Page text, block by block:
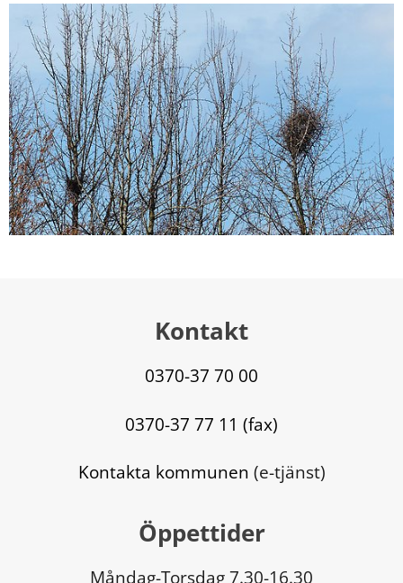
Kontakt
0370-37 70 00
0370-37 77 11 (fax)
Kontakta kommunen (e-tjänst)
Öppettider
Måndag-Torsdag 7.30-16.30